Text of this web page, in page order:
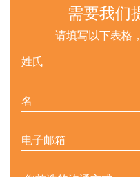
需要我们
请填写以下表格